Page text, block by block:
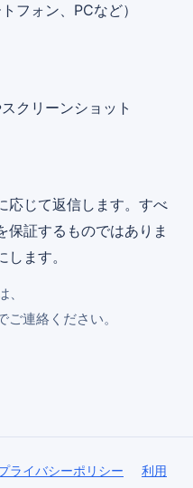
フォン、PCなど）
クリーンショット
応じて返信します。すべ
保証するものではありま
ます。
ご連絡ください。
ライバシーポリシー
利用